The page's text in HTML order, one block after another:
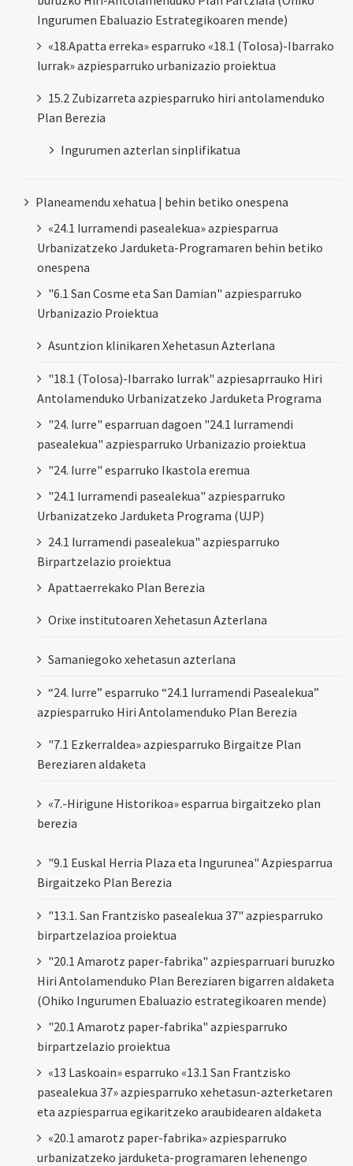
Ingurumen Ebaluazio Estrategikoaren mende)
«18.Apatta erreka» esparruko «18.1 (Tolosa)-Ibarrako
lurrak» azpiesparruko urbanizazio proiektua
15.2 Zubizarreta azpiesparruko hiri antolamenduko
Plan Berezia
Ingurumen azterlan sinplifikatua
Planeamendu xehatua | behin betiko onespena
«24.1 Iurramendi pasealekua» azpiesparrua
Urbanizatzeko Jarduketa-Programaren behin betiko
onespena
"6.1 San Cosme eta San Damian" azpiesparruko
Urbanizazio Proiektua
Asuntzion klinikaren Xehetasun Azterlana
"18.1 (Tolosa)-Ibarrako lurrak" azpiesaprrauko Hiri
Antolamenduko Urbanizatzeko Jarduketa Programa
"24. Iurre" esparruan dagoen "24.1 Iurramendi
pasealekua" azpiesparruko Urbanizazio proiektua
"24. Iurre" esparruko Ikastola eremua
"24.1 Iurramendi pasealekua" azpiesparruko
Urbanizatzeko Jarduketa Programa (UJP)
24.1 Iurramendi pasealekua" azpiesparruko
Birpartzelazio proiektua
Apattaerrekako Plan Berezia
Orixe institutoaren Xehetasun Azterlana
Samaniegoko xehetasun azterlana
“24. Iurre” esparruko “24.1 Iurramendi Pasealekua”
azpiesparruko Hiri Antolamenduko Plan Berezia
"7.1 Ezkerraldea» azpiesparruko Birgaitze Plan
Bereziaren aldaketa
«7.-Hirigune Historikoa» esparrua birgaitzeko plan
berezia
"9.1 Euskal Herria Plaza eta Ingurunea" Azpiesparrua
Birgaitzeko Plan Berezia
"13.1. San Frantzisko pasealekua 37" azpiesparruko
birpartzelazioa proiektua
"20.1 Amarotz paper-fabrika" azpiesparruari buruzko
Hiri Antolamenduko Plan Bereziaren bigarren aldaketa
(Ohiko Ingurumen Ebaluazio estrategikoaren mende)
"20.1 Amarotz paper-fabrika" azpiesparruko
birpartzelazio proiektua
«13 Laskoain» esparruko «13.1 San Frantzisko
pasealekua 37» azpiesparruko xehetasun-azterketaren
eta azpiesparrua egikaritzeko araubidearen aldaketa
«20.1 amarotz paper-fabrika» azpiesparruko
urbanizatzeko jarduketa-programaren lehenengo